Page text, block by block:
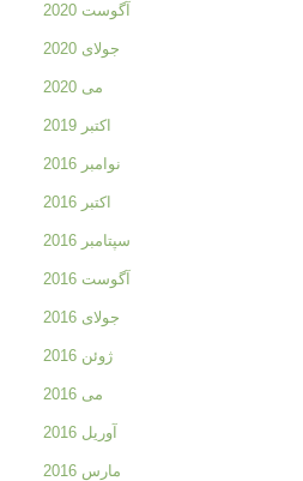
آگوست 2020
جولای 2020
می 2020
اکتبر 2019
نوامبر 2016
اکتبر 2016
سپتامبر 2016
آگوست 2016
جولای 2016
ژوئن 2016
می 2016
آوریل 2016
مارس 2016